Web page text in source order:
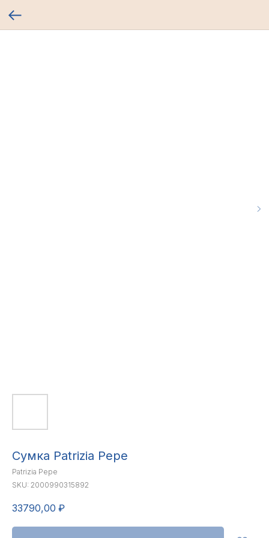
Сумка Patrizia Pepe
Patrizia Pepe
SKU: 2000990315892
33790,00 ₽